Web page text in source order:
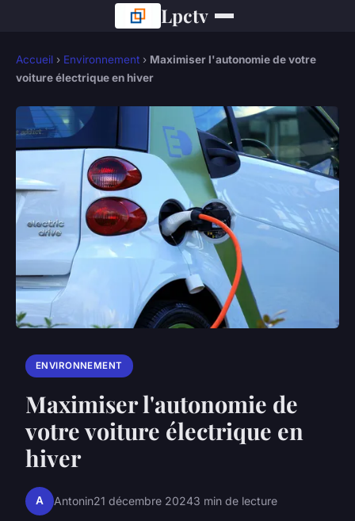
Lpctv
Accueil › Environnement › Maximiser l'autonomie de votre
voiture électrique en hiver
ENVIRONNEMENT
Maximiser l'autonomie de
votre voiture électrique en
hiver
A Antonin21 décembre 20243 min de lecture